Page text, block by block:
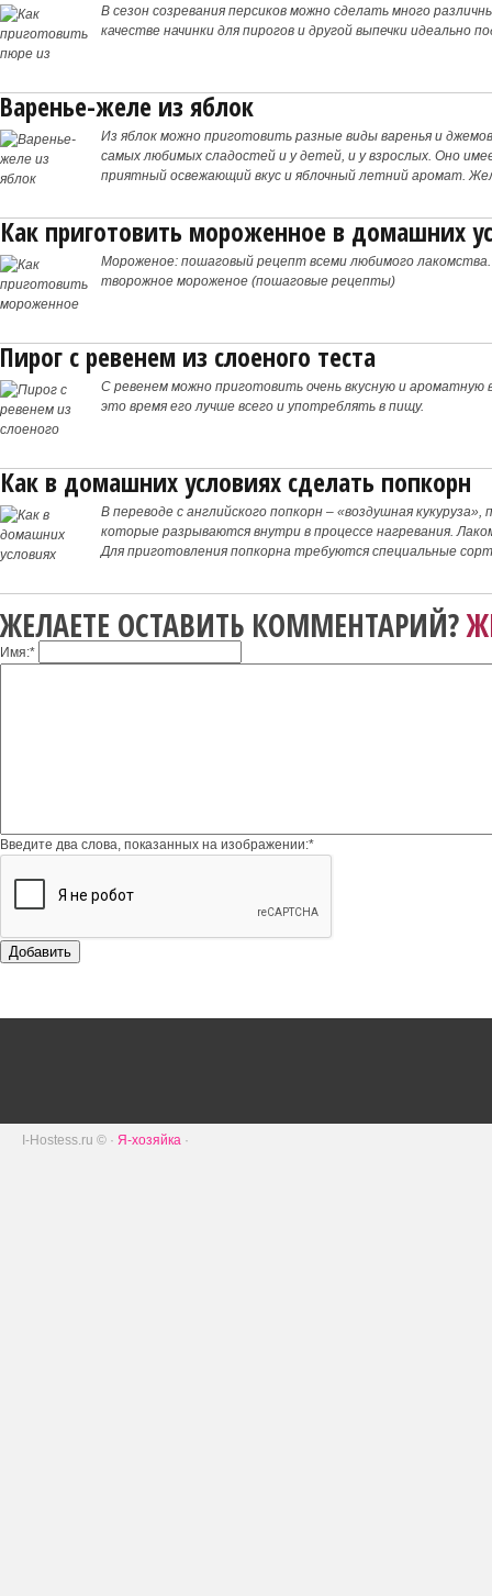
В сезон созревания персиков можно сделать много
качестве начинки для пирогов и другой выпечки идеально
Варенье-желе из яблок
Из яблок можно приготовить разные виды варенья и
самых любимых сладостей и у детей, и у взрослых. Оно
приятный освежающий вкус и яблочный летний аромат.
Как приготовить мороженное в домашних
Мороженое: пошаговый рецепт всеми любимого
творожное мороженое (пошаговые рецепты)
Пирог с ревенем из слоеного теста
С ревенем можно приготовить очень вкусную и ароматную
это время его лучше всего и употреблять в пищу.
Как в домашних условиях сделать попкорн
В переводе с английского попкорн – «воздушная
которые разрываются внутри в процессе нагревания.
Для приготовления попкорна требуются специальные
ЖЕЛАЕТЕ ОСТАВИТЬ КОММЕНТАРИЙ?
Имя:*
Введите два слова, показанных на изображении:*
Добавить
I-Hostess.ru © · Я-хозяйка ·